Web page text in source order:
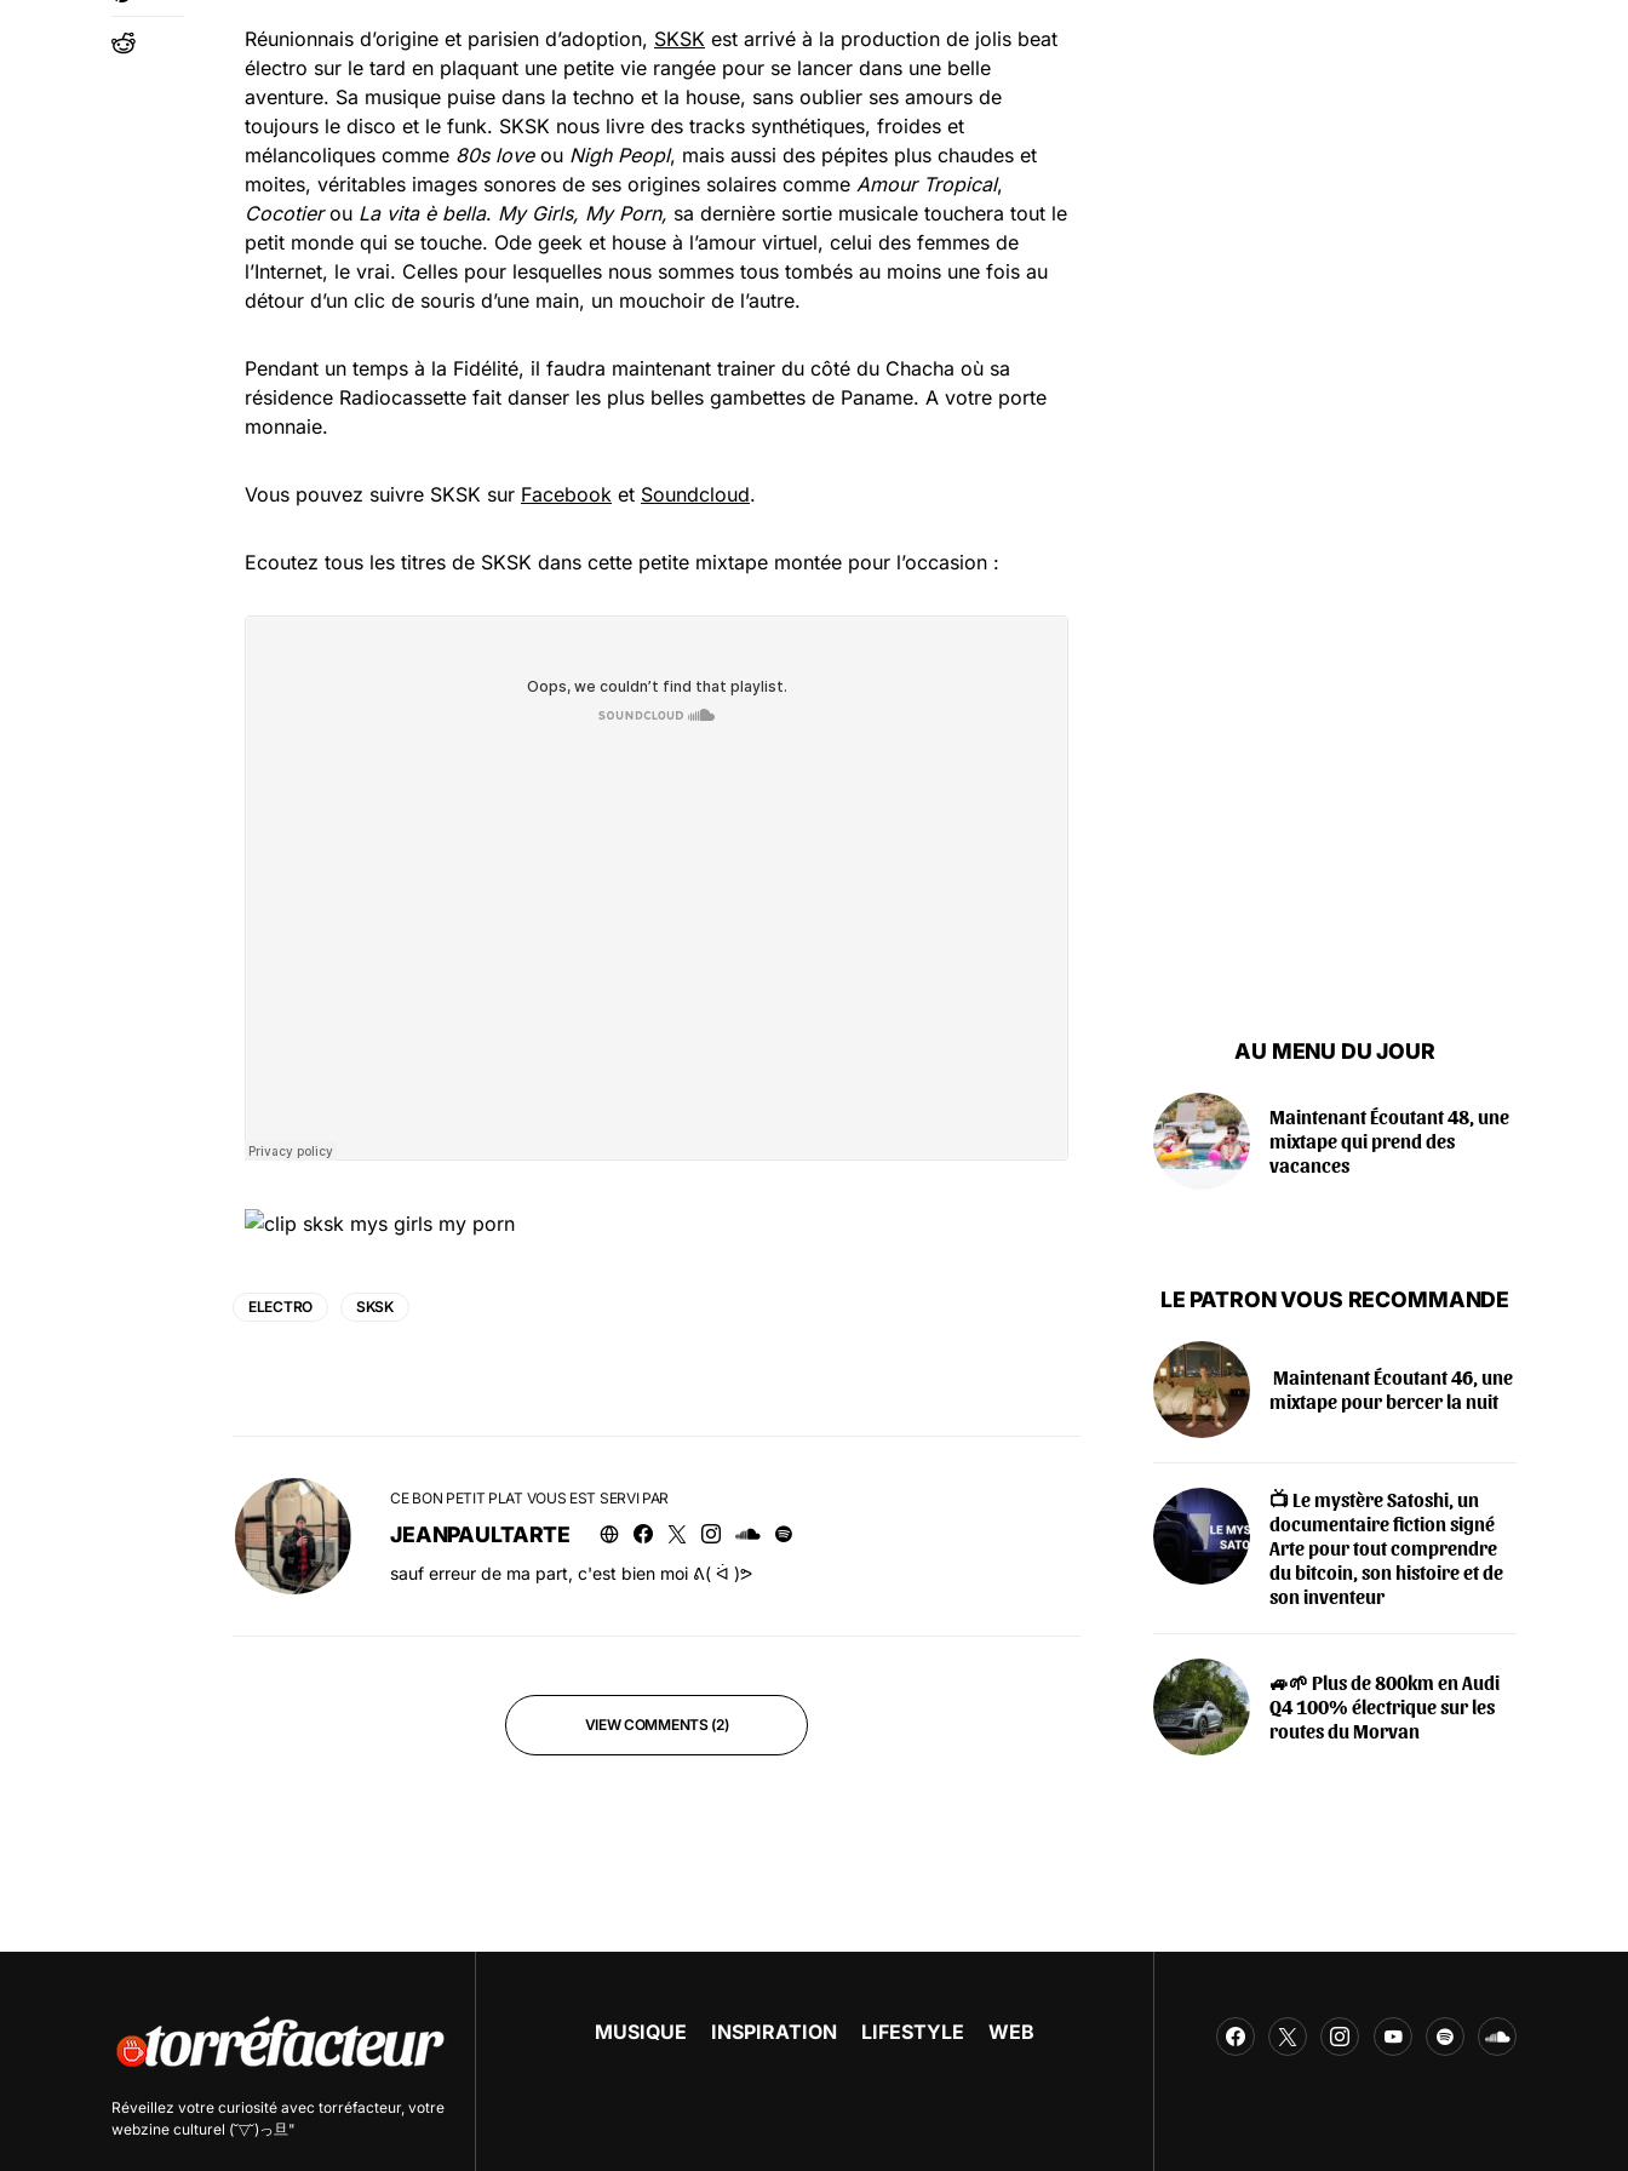
Réunionnais d’origine et parisien d’adoption, SKSK est arrivé à la production de jolis beat
électro sur le tard en plaquant une petite vie rangée pour se lancer dans une belle
aventure. Sa musique puise dans la techno et la house, sans oublier ses amours de
toujours le disco et le funk. SKSK nous livre des tracks synthétiques, froides et
mélancoliques comme 80s love ou Nigh Peopl, mais aussi des pépites plus chaudes et
moites, véritables images sonores de ses origines solaires comme Amour Tropical,
Cocotierou La vita è bella. My Girls, My Porn, sa dernière sortie musicale touchera tout le
petit monde qui se touche. Ode geek et house à l’amour virtuel, celui des femmes de
l’Internet, le vrai. Celles pour lesquelles nous sommes tous tombés au moins une fois au
détour d’un clic de souris d’une main, un mouchoir de l’autre.
Pendant un temps à la Fidélité, il faudra maintenant trainer du côté du Chacha où sa
résidence Radiocassette fait danser les plus belles gambettes de Paname. A votre porte
monnaie.
Vous pouvez suivre SKSK sur Facebook et Soundcloud.
Ecoutez tous les titres de SKSK dans cette petite mixtape montée pour l’occasion :
ELECTRO SKSK
CE BON PETIT PLAT VOUS EST SERVI PAR
JEANPAULTARTE
sauf erreur de ma part, c'est bien moi ᕕ( ᐛ )ᕗ
VIEW COMMENTS (2)
AU MENU DU JOUR
Maintenant Écoutant 48, une
mixtape qui prend des
vacances
LE PATRON VOUS RECOMMANDE
‍️ Maintenant Écoutant 46, une
mixtape pour bercer la nuit
📺 Le mystère Satoshi, un
documentaire fiction signé
Arte pour tout comprendre
du bitcoin, son histoire et de
son inventeur
🚙🌱 Plus de 800km en Audi
Q4 100% électrique sur les
routes du Morvan
Réveillez votre curiosité avec torréfacteur, votre
webzine culturel (˘▽˘)っ旦"
MUSIQUE INSPIRATION LIFESTYLE WEB